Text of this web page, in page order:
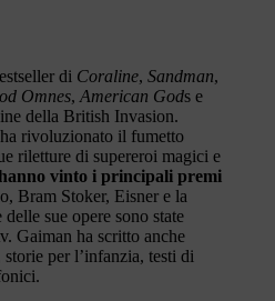
di Coraline, Sandman,
Omnes, American Gods e
della British Invasion.
rivoluzionato il fumetto
riletture di supereroi magici e
vinto i principali premi
Bram Stoker, Eisner e la
sue opere sono state
Gaiman ha scritto anche
per l’infanzia, testi di